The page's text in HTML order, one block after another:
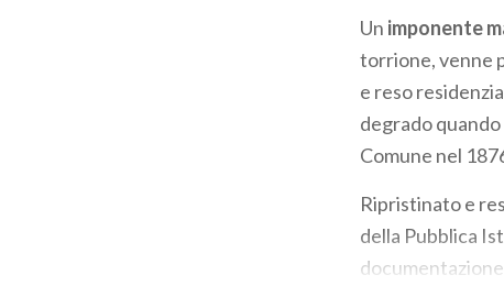
Un imponente
torrione, venne
e reso
degrado quando
Comune nel
Ripristinato e
della Pubblica